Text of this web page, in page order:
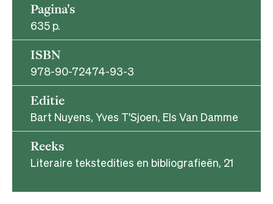
Pagina's
635 p.
ISBN
978-90-72474-93-3
Editie
Bart Nuyens, Yves T'Sjoen, Els Van Damme
Reeks
Literaire tekstedities en bibliografieën, 21